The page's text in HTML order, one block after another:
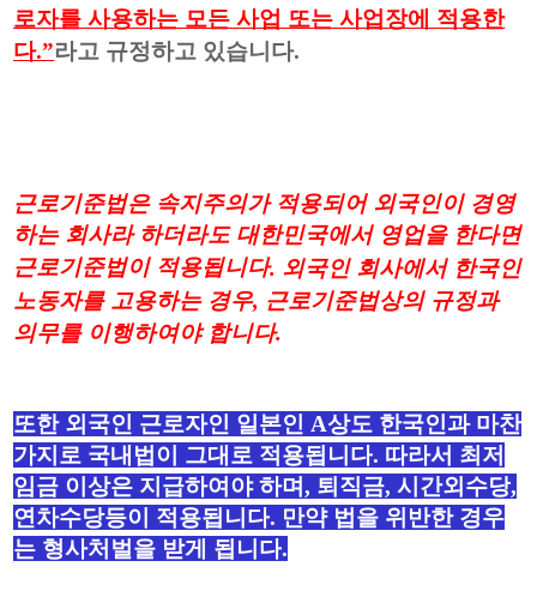
로자를 사용하는 모든 사업 또는 사업장에 적용한
다.”라고 규정하고 있습니다.
근로기준법은 속지주의가 적용되어 외국인이 경영
하는 회사라 하더라도 대한민국에서 영업을 한다면
근로기준법이 적용됩니다. 외국인 회사에서 한국인
노동자를 고용하는 경우, 근로기준법상의 규정과
의무를 이행하여야 합니다.
또한 외국인 근로자인 일본인A상도 한국인과 마찬
가지로 국내법이 그대로 적용됩니다. 따라서 최저
임금 이상은 지급하여야 하며, 퇴직금,시간외수당,
연차수당등이 적용됩니다. 만약 법을 위반한 경우
는 형사처벌을 받게 됩니다.